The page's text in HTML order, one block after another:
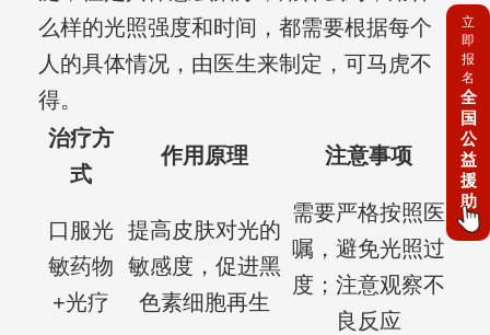
么样的光照强度和时间，都需要根据每个
人的具体情况，由医生来制定，可马虎不
得。
治疗方
式
作用原理 注意事项
口服光
敏药物
+光疗
提高皮肤对光的
敏感度，促进黑
色素细胞再生
需要严格按照医
嘱，避免光照过
度；注意观察不
良反应
立
即
报
名
全
国
公
益
援
助